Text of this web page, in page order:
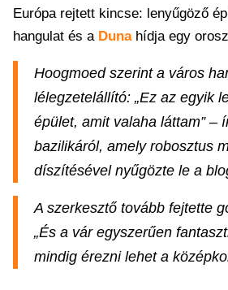
Európa rejtett kincse: lenyűgöző
hangulat és a Dunahídja egy
Hoogmoed szerint a város
lélegzetelállító: „Ez az egyik
épület, amit valaha láttam” –
bazilikáról, amely robosztus
díszítésével nyűgözte le a
A szerkesztő tovább fejtette
„És a vár egyszerűen
mindig érezni lehet a